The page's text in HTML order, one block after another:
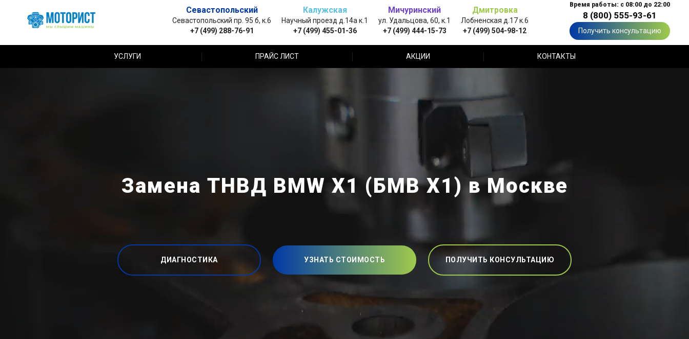
Севастопольский
Севастопольский пр. 95 б, к.6
+7 (499) 288-76-91
Калужская
Научный проезд д.14а к.1
+7 (499) 455-01-36
Мичуринский
ул. Удальцова, 60, к.1
+7 (499) 444-15-73
Дмитровка
Лобненская д.17 к.6
+7 (499) 504-98-12
Время работы: с 08:00 до 22:00
8 (800) 555-93-61
Получить консультацию
УСЛУГИ ПРАЙС ЛИСТ АКЦИИ КОНТАКТЫ
Замена ТНВД BMW X1 (БМВ Х1) в Москве
ДИАГНОСТИКА УЗНАТЬ СТОИМОСТЬ ПОЛУЧИТЬ КОНСУЛЬТАЦИЮ